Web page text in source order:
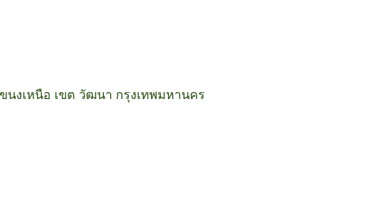
งเหนือ เขต วัฒนา กรุงเทพมหานคร